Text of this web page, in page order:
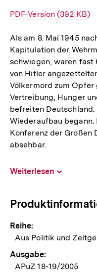
Interner
PDF-Version (392 KB)
Als am 8. Mai 1945
Kapitulation der
schwiegen, waren fast
von Hitler
Völkermord zum Opfer
Vertreibung, Hunger
befreiten
Wiederaufbau
Konferenz der Großen
absehbar.
Weiterlesen
Reihe:
Aus Politik und
Ausgabe:
APuZ 18-19/2005